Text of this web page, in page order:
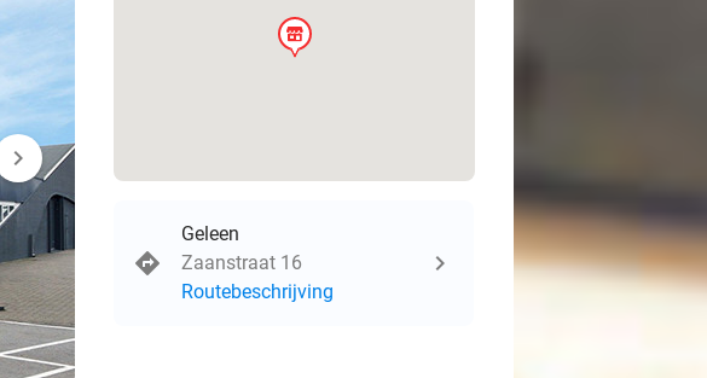
chevron_right
store
Geleen
Zaanstraat 16
Routebeschrijving